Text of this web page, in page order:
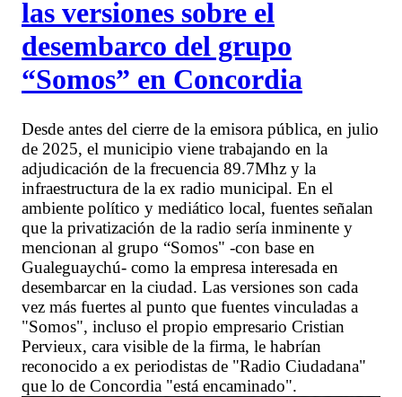
las versiones sobre el
desembarco del grupo
“Somos” en Concordia
Desde antes del cierre de la emisora pública, en julio
de 2025, el municipio viene trabajando en la
adjudicación de la frecuencia 89.7Mhz y la
infraestructura de la ex radio municipal. En el
ambiente político y mediático local, fuentes señalan
que la privatización de la radio sería inminente y
mencionan al grupo “Somos" -con base en
Gualeguaychú- como la empresa interesada en
desembarcar en la ciudad. Las versiones son cada
vez más fuertes al punto que fuentes vinculadas a
"Somos", incluso el propio empresario Cristian
Pervieux, cara visible de la firma, le habrían
reconocido a ex periodistas de "Radio Ciudadana"
que lo de Concordia "está encaminado".